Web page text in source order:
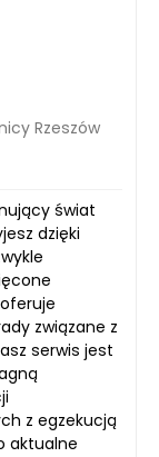
Rzeszów
świat
dzięki
związane z
serwis jest
z egzekucją
aktualne